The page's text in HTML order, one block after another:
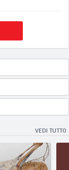
VEDI TUTTO